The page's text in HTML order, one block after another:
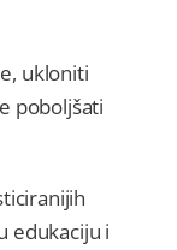
ukloniti
poboljšati
edukaciju i